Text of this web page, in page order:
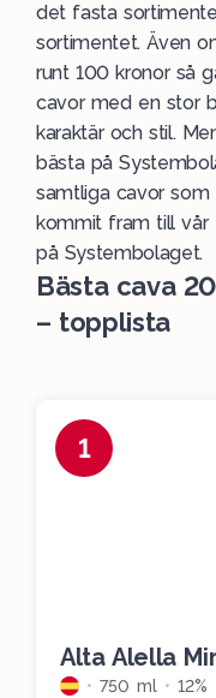
det fasta
sortimentet. Även
runt 100 kronor så
cavor med en stor
karaktär och stil.
bästa på
samtliga cavor som
kommit fram till vår
på Systembolaget.
Bästa cava
– topplista
1
Alta Alella
750 ml 12%